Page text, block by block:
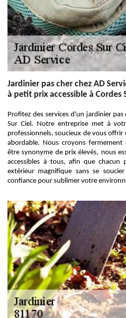
Jardinier pas cher chez AD
à petit prix accessible à Cordes
Profitez des services d'un jardinier pas
Sur Ciel. Notre entreprise met à
professionnels, soucieux de vous
abordable. Nous croyons
être synonyme de prix élevés, nous
accessibles à tous, afin que chacun
extérieur magnifique sans se
confiance pour sublimer votre